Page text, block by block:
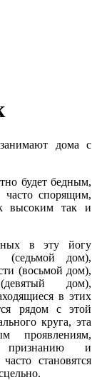
дома с
будет бедным,
спорящим,
высоким так и
в эту йогу
(седьмой дом),
(восьмой дом),
дом),
в этих
рядом с этой
круга, эта
проявлениям,
признанию и
становятся